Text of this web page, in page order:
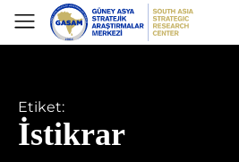
Etiket:
İstikrar